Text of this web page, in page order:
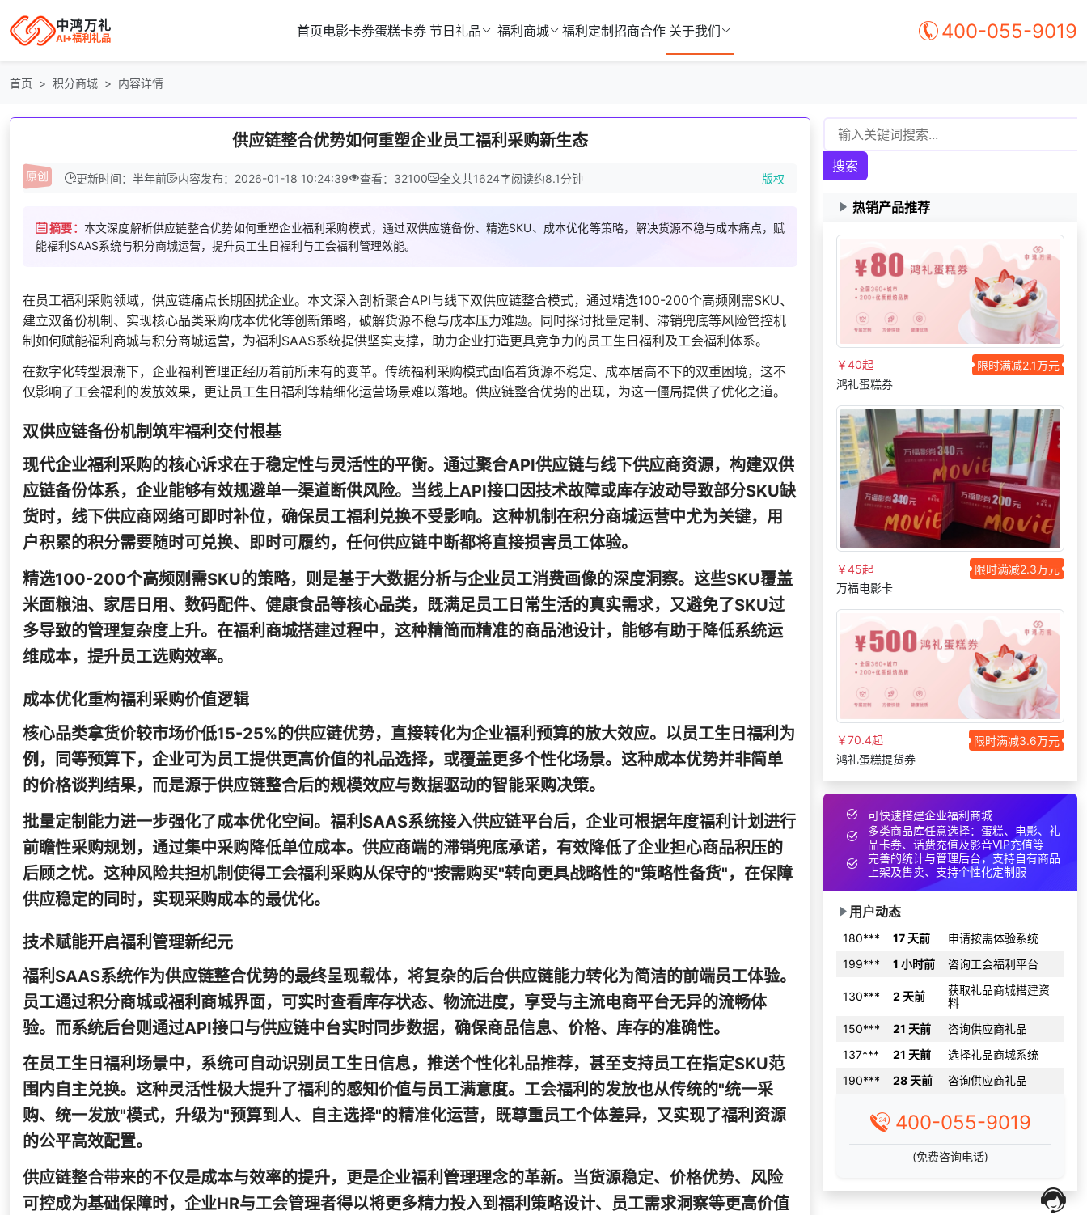
中鸿万礼
AI+福利礼品 首页电影卡券蛋糕卡券 节日礼品 福利商城 福利定制 招商合作 关于我们 400-055-9019
首页 积分商城 内容详情
供应链整合优势如何重塑企业员工福利采购新生态
更新时间：半年前 内容发布：2026-01-18 10:24:39 查看：32100 全文共1624字阅读约8.1分钟 版权
摘要： 本文深度解析供应链整合优势如何重塑企业福利采购模式，通过双供应链备份、精选SKU、成本优化等策略，解决货源不稳与成本痛点，赋
能福利SAAS系统与积分商城运营，提升员工生日福利与工会福利管理效能。
在员工福利采购领域，供应链痛点长期困扰企业。本文深入剖析聚合API与线下双供应链整合模式，通过精选100-200个高频刚需SKU、
建立双备份机制、实现核心品类采购成本优化等创新策略，破解货源不稳与成本压力难题。同时探讨批量定制、滞销兜底等风险管控机
制如何赋能福利商城与积分商城运营，为福利SAAS系统提供坚实支撑，助力企业打造更具竞争力的员工生日福利及工会福利体系。
在数字化转型浪潮下，企业福利管理正经历着前所未有的变革。传统福利采购模式面临着货源不稳定、成本居高不下的双重困境，这不
仅影响了工会福利的发放效果，更让员工生日福利等精细化运营场景难以落地。供应链整合优势的出现，为这一僵局提供了优化之道。
双供应链备份机制筑牢福利交付根基
现代企业福利采购的核心诉求在于稳定性与灵活性的平衡。通过聚合API供应链与线下供应商资源，构建双供
应链备份体系，企业能够有效规避单一渠道断供风险。当线上API接口因技术故障或库存波动导致部分SKU缺
货时，线下供应商网络可即时补位，确保员工福利兑换不受影响。这种机制在积分商城运营中尤为关键，用
户积累的积分需要随时可兑换、即时可履约，任何供应链中断都将直接损害员工体验。
精选100-200个高频刚需SKU的策略，则是基于大数据分析与企业员工消费画像的深度洞察。这些SKU覆盖
米面粮油、家居日用、数码配件、健康食品等核心品类，既满足员工日常生活的真实需求，又避免了SKU过
多导致的管理复杂度上升。在福利商城搭建过程中，这种精简而精准的商品池设计，能够有助于降低系统运
维成本，提升员工选购效率。
成本优化重构福利采购价值逻辑
核心品类拿货价较市场价低15-25%的供应链优势，直接转化为企业福利预算的放大效应。以员工生日福利为
例，同等预算下，企业可为员工提供更高价值的礼品选择，或覆盖更多个性化场景。这种成本优势并非简单
的价格谈判结果，而是源于供应链整合后的规模效应与数据驱动的智能采购决策。
批量定制能力进一步强化了成本优化空间。福利SAAS系统接入供应链平台后，企业可根据年度福利计划进行
前瞻性采购规划，通过集中采购降低单位成本。供应商端的滞销兜底承诺，有效降低了企业担心商品积压的
后顾之忧。这种风险共担机制使得工会福利采购从保守的"按需购买"转向更具战略性的"策略性备货"，在保障
供应稳定的同时，实现采购成本的最优化。
技术赋能开启福利管理新纪元
福利SAAS系统作为供应链整合优势的最终呈现载体，将复杂的后台供应链能力转化为简洁的前端员工体验。
员工通过积分商城或福利商城界面，可实时查看库存状态、物流进度，享受与主流电商平台无异的流畅体
验。而系统后台则通过API接口与供应链中台实时同步数据，确保商品信息、价格、库存的准确性。
在员工生日福利场景中，系统可自动识别员工生日信息，推送个性化礼品推荐，甚至支持员工在指定SKU范
围内自主兑换。这种灵活性极大提升了福利的感知价值与员工满意度。工会福利的发放也从传统的"统一采
购、统一发放"模式，升级为"预算到人、自主选择"的精准化运营，既尊重员工个体差异，又实现了福利资源
的公平高效配置。
供应链整合带来的不仅是成本与效率的提升，更是企业福利管理理念的革新。当货源稳定、价格优势、风险
可控成为基础保障时，企业HR与工会管理者得以将更多精力投入到福利策略设计、员工需求洞察等更高价值
搜索
热销产品推荐
￥40起
限时满减2.1万元
鸿礼蛋糕券
￥45起
限时满减2.3万元
万福电影卡
￥70.4起
限时满减3.6万元
鸿礼蛋糕提货券
可快速搭建企业福利商城
多类商品库任意选择：蛋糕、电影、礼
品卡券、话费充值及影音VIP充值等
完善的统计与管理后台，支持自有商品
上架及售卖、支持个性化定制服
用户动态
198***
申请按需体验系统
145***
22 天前
156***
20 天前
选择了企业福利系统
166***
10 天前
选择礼品商城系统
133***
15 天前
索要商城资料
139***
24 天前
选择礼品卡商城系统
189***
16 天前
选择公司礼品商城
180***
17 天前
199***
1 小时前 咨询工会福利平台
获取礼品商城搭建资
料
咨询供应商礼品
21 天前
选择礼品商城系统
190***
28 天前
咨询供应商礼品
24 天前
咨询积分商城搭建
183***
20 天前 咨询工会福利平台
135*** 3 天前
索要福利礼品采购资
料
198*** 13 天前
申请按需体验系统
145***
22 天前
选择福利发放系统
156***
20 天前
选择了企业福利系统
166***
选择礼品商城系统
133***
15 天前
索要商城资料
139***
24 天前
选择礼品卡商城系统
189***
16 天前
选择公司礼品商城
180***
17 天前
申请按需体验系统
199***
1 小时前 咨询工会福利平台
130*** 2 天前
获取礼品商城搭建资
料
150***
咨询供应商礼品
137***
190***
咨询供应商礼品
173***
24 天前
咨询积分商城搭建
183***
20 天前 咨询工会福利平台
135*** 3 天前
索要福利礼品采购资
400-055-9019
(免费咨询电话)